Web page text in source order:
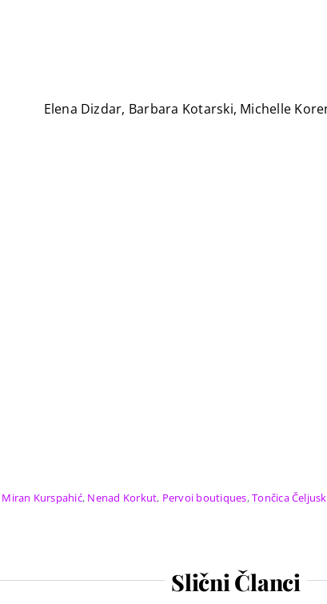
Elena Dizdar, Barbara Kotarski, Michelle
Miran Kurspahić, Nenad Korkut, Pervoi boutiques,Tončica
Slični Članci